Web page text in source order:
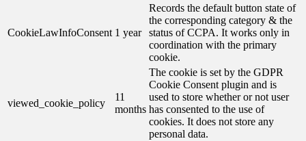
CookieLawInfoConsent 1 year
Records the default button state of
the corresponding category & the
status of CCPA. It works only in
coordination with the primary
cookie.
viewed_cookie_policy
11
months
The cookie is set by the GDPR
Cookie Consent plugin and is
used to store whether or not user
has consented to the use of
cookies. It does not store any
personal data.